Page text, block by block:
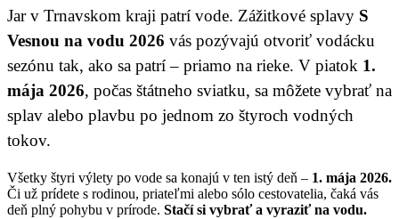
Jar v Trnavskom kraji patrí vode. Zážitkové splavy S
Vesnou na vodu 2026 vás pozývajú otvoriť vodácku
sezónu tak, ako sa patrí – priamo na rieke. V piatok 1.
mája 2026, počas štátneho sviatku, sa môžete vybrať na
splav alebo plavbu po jednom zo štyroch vodných
tokov.
Všetky štyri výlety po vode sa konajú v ten istý deň – 1. mája 2026.
Či už prídete s rodinou, priateľmi alebo sólo cestovatelia, čaká vás
deň plný pohybu v prírode. Stačí si vybrať a vyraziť na vodu.